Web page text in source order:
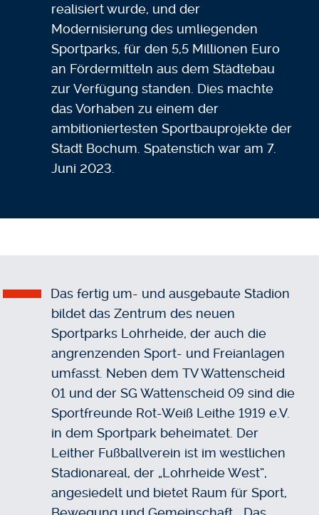
realisiert wurde, und der
Modernisierung des umliegenden
Sportparks, für den 5,5 Millionen Euro
an Fördermitteln aus dem Städtebau
zur Verfügung standen. Dies machte
das Vorhaben zu einem der
ambitioniertesten Sportbauprojekte der
Stadt Bochum. Spatenstich war am 7.
Juni 2023.
Das fertig um- und ausgebaute Stadion
bildet das Zentrum des neuen
Sportparks Lohrheide, der auch die
angrenzenden Sport- und Freianlagen
umfasst. Neben dem TV Wattenscheid
01 und der SG Wattenscheid 09 sind die
Sportfreunde Rot-Weiß Leithe 1919 e.V.
in dem Sportpark beheimatet. Der
Leither Fußballverein ist im westlichen
Stadionareal, der „Lohrheide West“,
angesiedelt und bietet Raum für Sport,